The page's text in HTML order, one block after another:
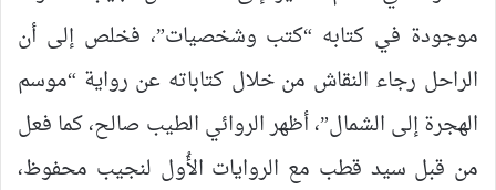
موجودة في كتابه “كتب وشخصيات”، فخلص إلى أن
الراحل رجاء النقاش من خلال كتاباته عن رواية “موسم
الهجرة إلى الشمال”، أظهر الروائي الطيب صالح، كما فعل
من قبل سيد قطب مع الروايات الأُول لنجيب محفوظ،